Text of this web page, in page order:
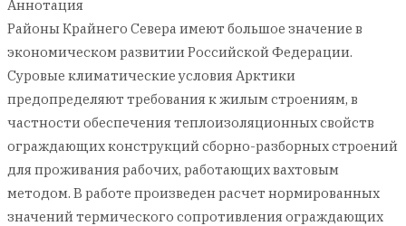
Аннотация
Районы Крайнего Севера имеют большое значение в
экономическом развитии Российской Федерации.
Суровые климатические условия Арктики
предопределяют требования к жилым строениям, в
частности обеспечения теплоизоляционных свойств
ограждающих конструкций сборно-разборных строений
для проживания рабочих, работающих вахтовым
методом. В работе произведен расчет нормированных
значений термического сопротивления ограждающих